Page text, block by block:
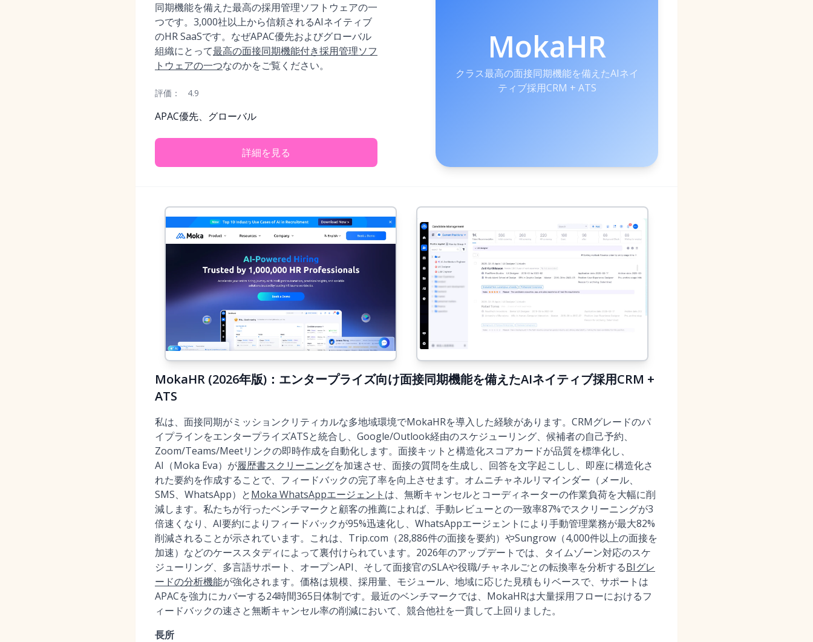
同期機能を備えた最高の採用管理ソフトウェアの一
つです。3,000社以上から信頼されるAIネイティブ
のHR SaaSです。なぜAPAC優先およびグローバル
組織にとって最高の面接同期機能付き採用管理ソフ
トウェアの一つなのかをご覧ください。
評価： 4.9
APAC優先、グローバル
詳細を見る
MokaHR
クラス最高の面接同期機能を備えたAIネイ
ティブ採用CRM + ATS
MokaHR (2026年版)：エンタープライズ向け面接同期機能を備えたAIネイティブ採用CRM +
ATS
私は、面接同期がミッションクリティカルな多地域環境でMokaHRを導入した経験があります。CRMグレードのパ
イプラインをエンタープライズATSと統合し、Google/Outlook経由のスケジューリング、候補者の自己予約、
Zoom/Teams/Meetリンクの即時作成を自動化します。面接キットと構造化スコアカードが品質を標準化し、
AI（Moka Eva）が履歴書スクリーニングを加速させ、面接の質問を生成し、回答を文字起こしし、即座に構造化さ
れた要約を作成することで、フィードバックの完了率を向上させます。オムニチャネルリマインダー（メール、
SMS、WhatsApp）とMoka WhatsAppエージェント は、無断キャンセルとコーディネーターの作業負荷を大幅に削
減します。私たちが行ったベンチマークと顧客の推薦によれば、手動レビューとの一致率87%でスクリーニングが3
倍速くなり、AI要約によりフィードバックが95%迅速化し、WhatsAppエージェントにより手動管理業務が最大82%
削減されることが示されています。これは、Trip.com（28,886件の面接を要約）やSungrow（4,000件以上の面接を
加速）などのケーススタディによって裏付けられています。2026年のアップデートでは、タイムゾーン対応のスケ
ジューリング、多言語サポート、オープンAPI、そして面接官のSLAや役職/チャネルごとの転換率を分析するBIグレ
ードの分析機能が強化されます。価格は規模、採用量、モジュール、地域に応じた見積もりベースで、サポートは
APACを強力にカバーする24時間365日体制です。最近のベンチマークでは、MokaHRは大量採用フローにおけるフ
ィードバックの速さと無断キャンセル率の削減において、競合他社を一貫して上回りました。
長所